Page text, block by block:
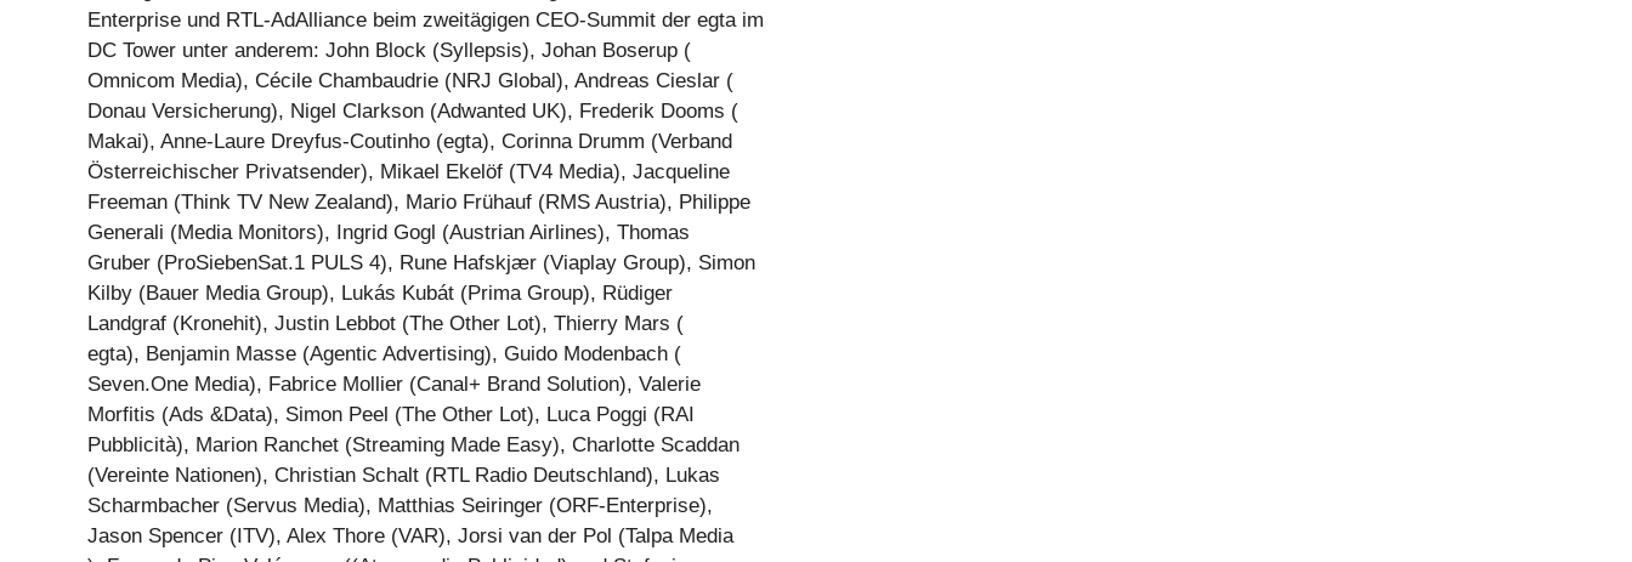
Enterprise und RTL-AdAlliance beim zweitägigen CEO-Summit der egta im
DC Tower unter anderem: John Block (Syllepsis), Johan Boserup (
Omnicom Media), Cécile Chambaudrie (NRJ Global), Andreas Cieslar (
Donau Versicherung), Nigel Clarkson (Adwanted UK), Frederik Dooms (
Makai), Anne-Laure Dreyfus-Coutinho (egta), Corinna Drumm (Verband
Österreichischer Privatsender), Mikael Ekelöf (TV4 Media), Jacqueline
Freeman (Think TV New Zealand), Mario Frühauf (RMS Austria), Philippe
Generali (Media Monitors), Ingrid Gogl (Austrian Airlines), Thomas
Gruber (ProSiebenSat.1 PULS 4), Rune Hafskjær (Viaplay Group), Simon
Kilby (Bauer Media Group), Lukás Kubát (Prima Group), Rüdiger
Landgraf (Kronehit), Justin Lebbot (The Other Lot), Thierry Mars (
egta), Benjamin Masse (Agentic Advertising), Guido Modenbach (
Seven.One Media), Fabrice Mollier (Canal+ Brand Solution), Valerie
Morfitis (Ads &Data), Simon Peel (The Other Lot), Luca Poggi (RAI
Pubblicità), Marion Ranchet (Streaming Made Easy), Charlotte Scaddan
(Vereinte Nationen), Christian Schalt (RTL Radio Deutschland), Lukas
Scharmbacher (Servus Media), Matthias Seiringer (ORF-Enterprise),
Jason Spencer (ITV), Alex Thore (VAR), Jorsi van der Pol (Talpa Media